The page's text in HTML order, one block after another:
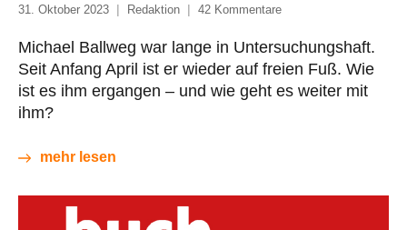
31. Oktober 2023 Redaktion 42 Kommentare
Michael Ballweg war lange in Untersuchungshaft.
Seit Anfang April ist er wieder auf freien Fuß. Wie
ist es ihm ergangen – und wie geht es weiter mit
ihm?
mehr lesen